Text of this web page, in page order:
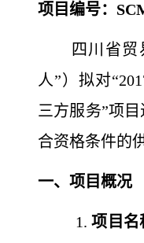
项目编号：
四川省
人”）拟对
三方服务”项
合资格条件的
一、项目概况
1.项目名